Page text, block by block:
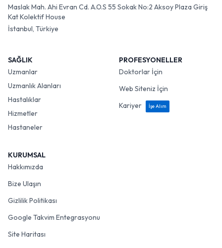
Maslak Mah. Ahi Evran Cd. A.O.S 55 Sokak No:2 Aksoy Plaza Giriş
Kat Kolektif House
İstanbul, Türkiye
SAĞLIK
Uzmanlar
Uzmanlık Alanları
Hastalıklar
Hizmetler
Hastaneler
PROFESYONELLER
Doktorlar İçin
Web Siteniz İçin
Kariyer
İşe Alım
KURUMSAL
Hakkımızda
Bize Ulaşın
Gizlilik Politikası
Google Takvim Entegrasyonu
Site Haritası